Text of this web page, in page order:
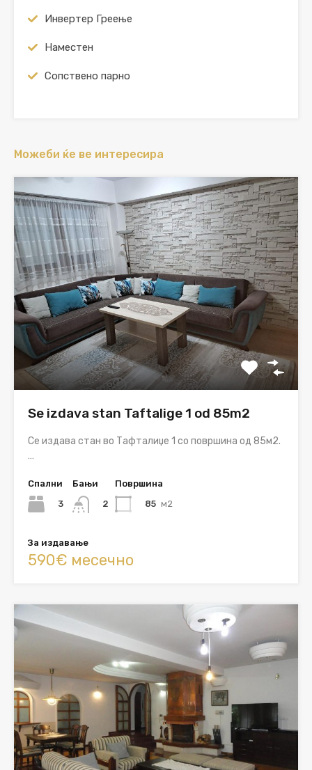
Инвертер Греење
Наместен
Сопствено парно
Можеби ќе ве интересира
Se izdava stan Taftalige 1 od 85m2
Се издава стан во Тафталиџе 1 со површина од 85м2.
…
Спални
3
Бањи
2
Површина
85 м2
За издавање
590€ месечно